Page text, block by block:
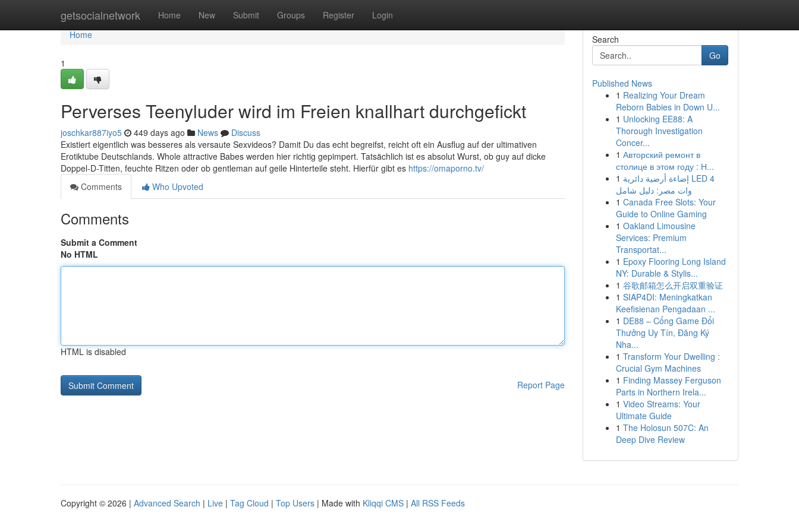
getsocialnetwork Home New Submit Groups Register Login
Home
Home
1
Perverses Teenyluder wird im Freien knallhart durchgefickt
joschkar887iyo5 449 days ago News
Discuss
Existiert eigentlich was besseres als versaute Sexvideos? Damit Du das echt begreifst, reicht oft ein Ausflug auf der ultimativen
Erotiktube Deutschlands. Whole attractive Babes werden hier richtig gepimpert. Tatsächlich ist es absolut Wurst, ob guy auf dicke
Doppel-D-Titten, feuchte Ritzen oder ob gentleman auf geile Hinterteile steht. Hierfür gibt es https://omaporno.tv/
Comments
Who Upvoted
Comments
Submit a Comment
No HTML
HTML is disabled
Report Page
Search
Go
Published News
1 Realizing Your Dream
Reborn Babies in Down U...
1 Unlocking EE88: A
Thorough Investigation
Concer...
1 Авторский ремонт в
столице в этом году : Н...
1 إضاءة أرضية دائرية LED 4
وات مصر: دليل شامل
1 Canada Free Slots: Your
Guide to Online Gaming
1 Oakland Limousine
Services: Premium
Transportat...
1 Epoxy Flooring Long Island
NY: Durable & Stylis...
1 谷歌邮箱怎么开启双重验证
1 SIAP4DI: Meningkatkan
Keefisienan Pengadaan ...
1 DE88 – Cổng Game Đổi
Thưởng Uy Tín, Đăng Ký
Nha...
1 Transform Your Dwelling :
Crucial Gym Machines
1 Finding Massey Ferguson
Parts in Northern Irela...
1 Video Streams: Your
Ultimate Guide
1 The Holosun 507C: An
Deep Dive Review
Copyright © 2026 | Advanced Search | Live | Tag Cloud | Top Users | Made with Kliqqi CMS | All RSS Feeds